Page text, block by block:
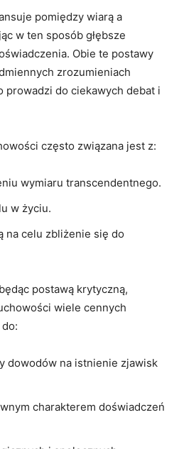
pomiędzy wiarą a
w ten sposób głębsze
Obie ⁤te postawy
zrozumieniach
do ciekawych debat i
często związana⁤ jest z:
⁣wymiaru transcendentnego.
w życiu.
⁣na celu zbliżenie⁢ się do
postawą krytyczną,
wiele cennych‌
dowodów na ⁤istnienie zjawisk
charakterem ⁢doświadczeń